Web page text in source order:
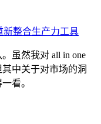
新整合生产力工具
虽然我对 all in one
中关于对市场的洞
看。